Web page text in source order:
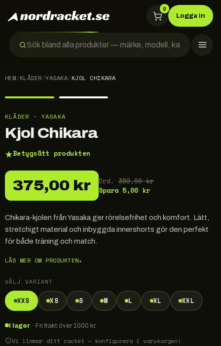
0
Logga in
HEM/KLÄDER/YASAKA/KJOL CHIKARA
KLÄDER · YASAKA
Kjol Chikara
★Betygsätt produkten
375,00 kr Ord.380,00 kr
Spara 5,00 kr
Chikara-kjolen från Yasaka ger rörelsefrihet och komfort. Lätt,
stretchigt material och inbyggda innershorts gör den perfekt
för både träning och match.
LÄS MER OM PRODUKTEN▾
VÄLJ VARIANT
XXS XS S M L XL XXL
I lager · Fri frakt över 1000 kr.
Vi limmar ditt racket — konfigurera i varukorgen!